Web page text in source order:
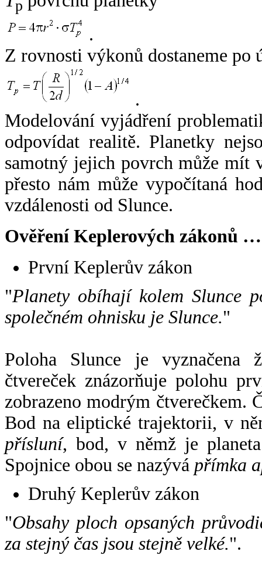
p
.
Z rovnosti výkonů dostaneme po
.
Modelování vyjádření
odpovídat realitě. Planetky
samotný jejich povrch může mít
přesto nám může vypočítaná
vzdálenosti od Slunce.
Ověření Keplerových zákonů …
První Keplerův zákon
"Planety obíhají kolem Slunce
společném ohnisku je Slunce."
Poloha Slunce je vyznačena
čtvereček znázorňuje polohu
zobrazeno modrým čtverečkem.
Bod na eliptické trajektorii, v
přísluní, bod, v němž je
Spojnice obou se nazývá přímka
Druhý Keplerův zákon
"Obsahy ploch opsaných
za stejný čas jsou stejně velké.".